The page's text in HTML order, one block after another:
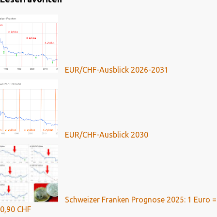
EUR/CHF-Ausblick 2026-2031
EUR/CHF-Ausblick 2030
Schweizer Franken Prognose 2025: 1 Euro =
0,90 CHF